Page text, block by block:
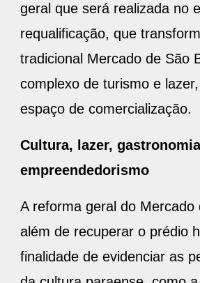
geral que será realizada no
requalificação, que
tradicional Mercado de São
complexo de turismo e
Cultura, lazer, gastronomia
A reforma geral do Mercado
além de recuperar o prédio
finalidade de evidenciar as